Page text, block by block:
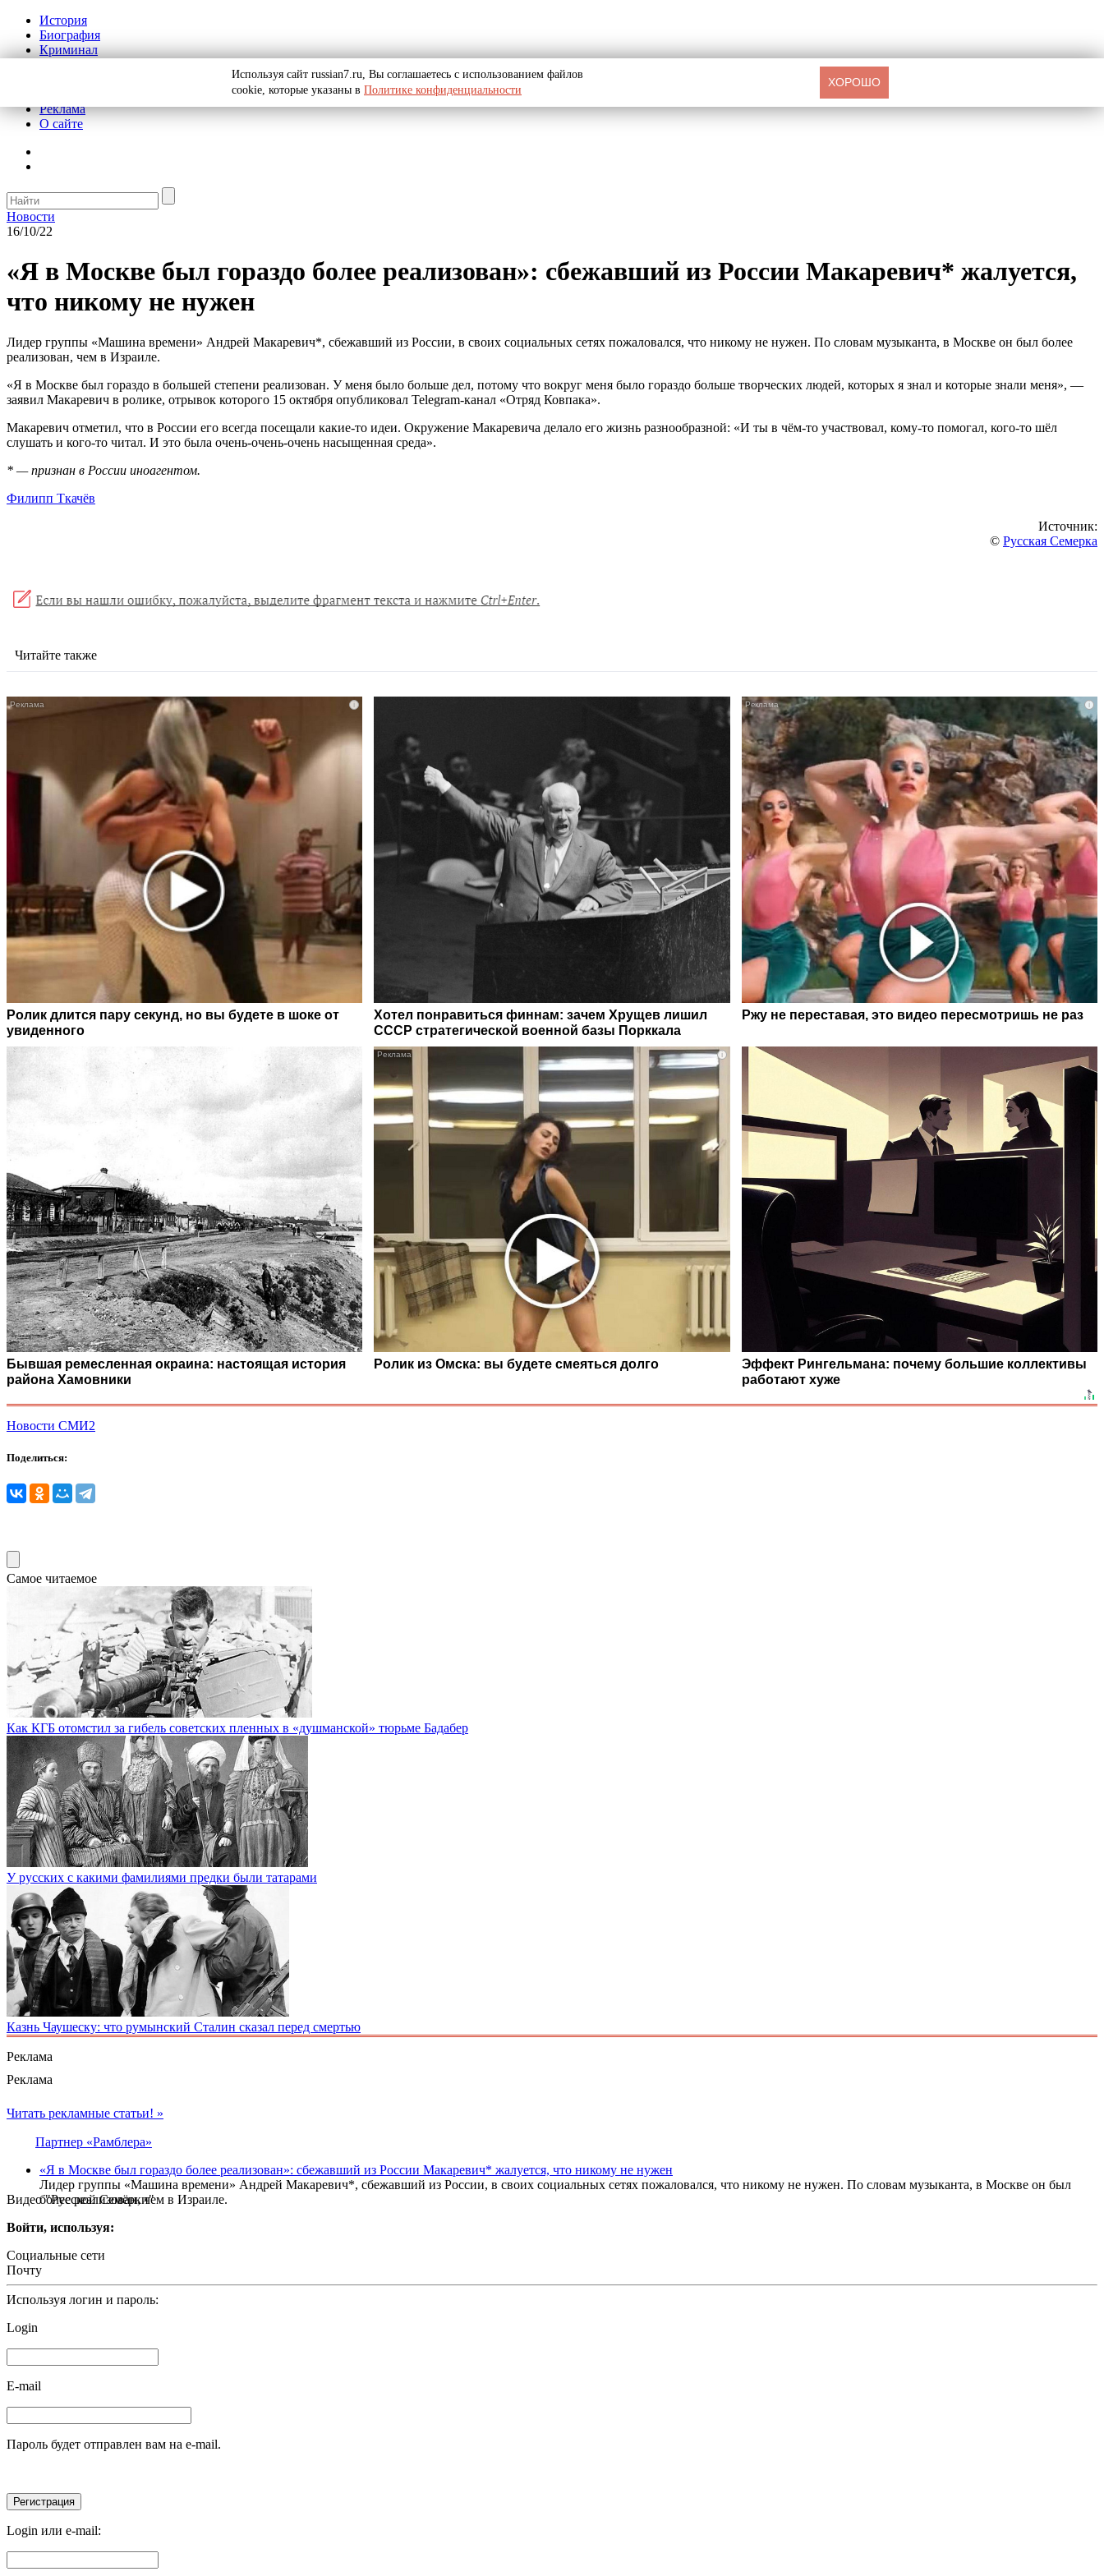
История
Биография
Криминал
Реклама
О сайте
Новости
16/10/22
«Я в Москве был гораздо более реализован»: сбежавший из России Макаревич* жалуется,
что никому не нужен
Лидер группы «Машина времени» Андрей Макаревич*, сбежавший из России, в своих социальных сетях пожаловался, что никому не нужен. По словам музыканта, в Москве он был более
реализован, чем в Израиле.
«Я в Москве был гораздо в большей степени реализован. У меня было больше дел, потому что вокруг меня было гораздо больше творческих людей, которых я знал и которые знали меня», —
заявил Макаревич в ролике, отрывок которого 15 октября опубликовал Telegram-канал «Отряд Ковпака».
Макаревич отметил, что в России его всегда посещали какие-то идеи. Окружение Макаревича делало его жизнь разнообразной: «И ты в чём-то участвовал, кому-то помогал, кого-то шёл
слушать и кого-то читал. И это была очень-очень-очень насыщенная среда».
* — признан в России иноагентом.
Филипп Ткачёв
Источник:
© Русская Семерка
Читайте также
i
Ролик длится пару секунд, но вы будете в шоке от
увиденного
Хотел понравиться финнам: зачем Хрущев лишил
СССР стратегической военной базы Порккала
i
Ржу не переставая, это видео пересмотришь не раз
Бывшая ремесленная окраина: настоящая история
района Хамовники
i
Ролик из Омска: вы будете смеяться долго
Эффект Рингельмана: почему большие коллективы
работают хуже
Новости СМИ2
Поделиться:
Самое читаемое
Как КГБ отомстил за гибель советских пленных в «душманской» тюрьме Бадабер
У русских с какими фамилиями предки были татарами
Казнь Чаушеску: что румынский Сталин сказал перед смертью
Реклама
Реклама
Видео "Русской Семёрки"
Читать рекламные статьи! »
Партнер «Рамблера»
«Я в Москве был гораздо более реализован»: сбежавший из России Макаревич* жалуется, что никому не нужен
Лидер группы «Машина времени» Андрей Макаревич*, сбежавший из России, в своих социальных сетях пожаловался, что никому не нужен. По словам музыканта, в Москве он был
более реализован, чем в Израиле.
Войти, используя:
Социальные сети
Почту
Используя логин и пароль:
Login
E-mail
Пароль будет отправлен вам на e-mail.
Login или e-mail:
Используя сайт russian7.ru, Вы соглашаетесь с использованием файлов
cookie, которые указаны в Политике конфиденциальности
ХОРОШО